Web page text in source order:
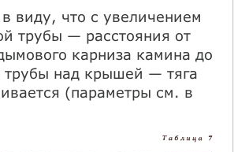
виду, что с увеличением
трубы — расстояния от
карниза камина до
трубы над крышей — тяга
(параметры см. в